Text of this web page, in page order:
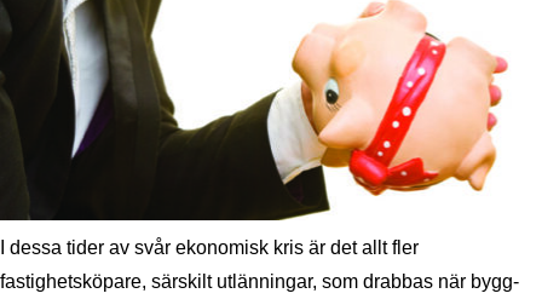
I dessa tider av svår ekonomisk kris är det allt fler
fastighetsköpare, särskilt utlänningar, som drabbas när bygg-